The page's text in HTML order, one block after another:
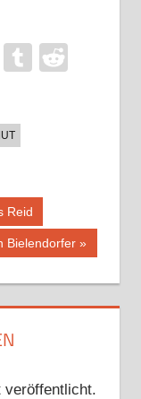
EmailTumblr
Reid
Bielendorfer
veröffentlicht.